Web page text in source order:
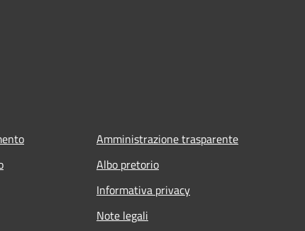
Amministrazione trasparente
Albo pretorio
Informativa privacy
Note legali